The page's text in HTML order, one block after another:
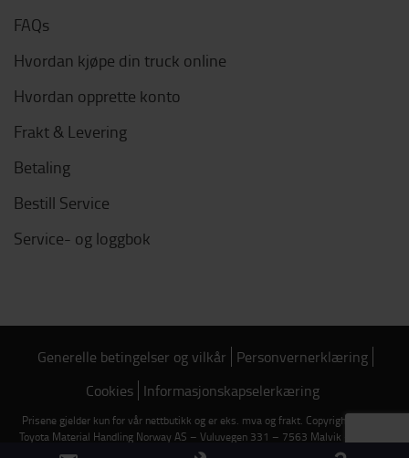
FAQs
Hvordan kjøpe din truck online
Hvordan opprette konto
Frakt & Levering
Betaling
Bestill Service
Service- og loggbok
Generelle betingelser og vilkår Personvernerklæring
Cookies Informasjonskapselerkæring
Prisene gjelder kun for vår nettbutikk og er eks. mva og frakt. Copyright © 2026
Toyota Material Handling Norway AS – Vuluvegen 331 – 7563 Malvik – Telefon:
7382 7300